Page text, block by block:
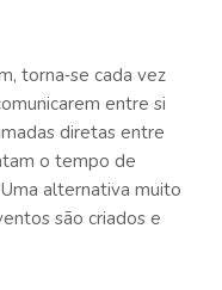
torna‑se cada vez
entre si
diretas entre
o tempo de
alternativa muito
são criados e